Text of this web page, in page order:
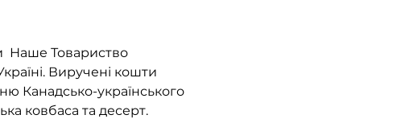
Наше Товариство
Виручені кошти
Канадсько-українського
ковбаса та десерт.